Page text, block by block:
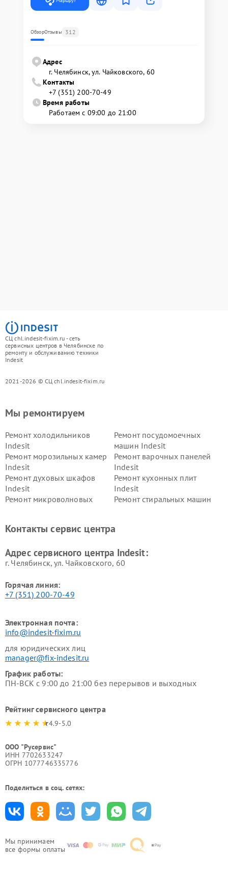
ОбзорОтзывы 312
Адрес
г. Челябинск, ул. Чайковского, 60
Контакты
+7 (351) 200-70-49
Время работы
Работаем с 09:00 до 21:00
СЦ chl.indesit-fixim.ru - сеть
сервисных центров в Челябинске по
ремонту и обслуживанию техники
Indesit
2021-2026 © СЦ chl.indesit-fixim.ru
Мы принимаем
все формы оплаты
Мы ремонтируем
Ремонт холодильников
Indesit
Ремонт посудомоечных
машин Indesit
Ремонт морозильных камер
Indesit
Ремонт варочных панелей
Indesit
Ремонт духовых шкафов
Indesit
Ремонт кухонных плит
Indesit
Ремонт микроволновых
Ремонт стиральных машин
Indesit
Indesit
Контакты сервис центра
Адрес сервисного центра Indesit:
г. Челябинск, ул. Чайковского, 60
Горячая линия:
+7 (351) 200-70-49
Электронная почта:
info@indesit-fixim.ru
для юридических лиц
manager@fix-indesit.ru
График работы:
ПН-ВСК с 9:00 до 21:00 без перерывов и выходных
Рейтинг сервисного центра
4.9-5.0
ООО "Русервис"
ИНН 7702633247
ОГРН 1077746335776
Поделиться в соц. сетях: